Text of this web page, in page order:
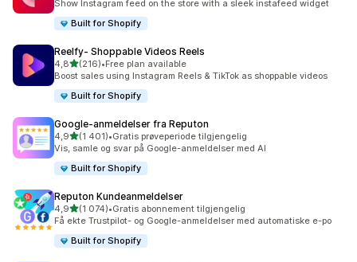
Show Instagram feed on the store with a sleek instafeed widget
Built for Shopify
Reelfy‑ Shoppable Videos Reels
4,8av 5 stjerner
(216)
Totalt 216 omtaler
•Free plan available
Boost sales using Instagram Reels & TikTok as shoppable videos
Built for Shopify
Google‑anmeldelser fra Reputon
4,9av 5 stjerner
(1 401)
Totalt 1401 omtaler
•Gratis prøveperiode tilgjengelig
Vis, samle og svar på Google-anmeldelser med AI
Built for Shopify
Reputon Kundeanmeldelser
4,9av 5 stjerner
(1 074)
Totalt 1074 omtaler
•Gratis abonnement tilgjengelig
Få ekte Trustpilot- og Google-anmeldelser med automatiske e-po
Built for Shopify